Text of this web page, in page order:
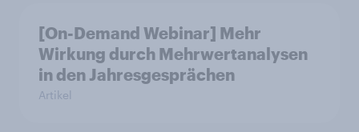
[On-Demand Webinar] Mehr
Wirkung durch Mehrwertanalysen
in den Jahresgesprächen
Artikel